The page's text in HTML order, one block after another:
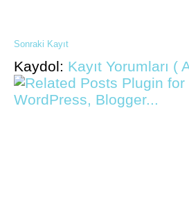
Sonraki Kayıt
Kaydol: Kayıt Yorumları (